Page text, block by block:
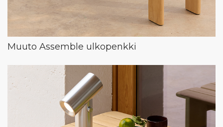
Muuto Assemble ulkopenkki